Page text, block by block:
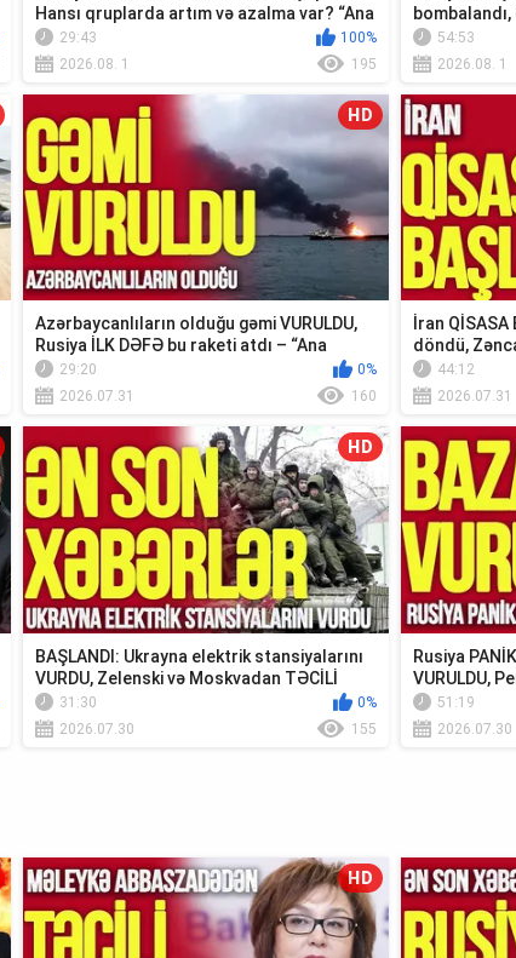
Hansı qruplarda artım və azalma var? “Ana
Xə...29:43
100%
2026.08. 1
195
54:53
2026.08. 1
HD
Azərbaycanlıların olduğu gəmi VURULDU,
Rusiya İLK DƏFƏ bu raketi atdı – “Ana
Xəbər”
29:20
0%
2026.07.31
160
İran QİSASA
döndü,
xəbər...
44:12
2026.07.31
HD
BAŞLANDI: Ukrayna elektrik stansiyalarını
VURDU, Zelenski və Moskvadan TƏCİLİ
Krım...
31:30
0%
2026.07.30
155
Rusiya
VURULDU,
51:19
2026.07.30
HD